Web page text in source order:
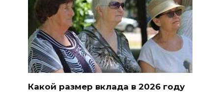
Какой размер вклада в 2026 году